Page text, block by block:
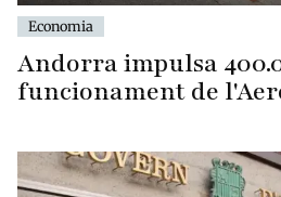
Economia
Andorra impulsa
funcionament de